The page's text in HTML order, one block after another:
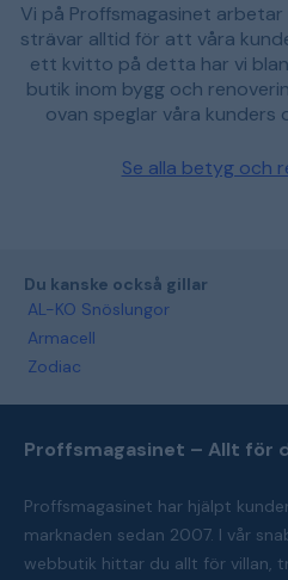
Vi på Proffsmagasinet
strävar alltid för att våra
ett kvitto på detta har vi
butik inom bygg och
ovan speglar våra kunders
Se alla betyg och
Du kanske också gillar
AL-KO Snöslungor
Armacell
Zodiac
Proffsmagasinet – Allt för
Proffsmagasinet har hjälpt
marknaden sedan 2007. I vår
webbutik hittar du allt för villan,